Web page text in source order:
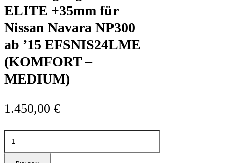
ELITE +35mm für
Nissan Navara NP300
ab ’15 EFSNIS24LME
(KOMFORT –
MEDIUM)
1.450,00 €
4x4
Höherlegungsfahrwerk